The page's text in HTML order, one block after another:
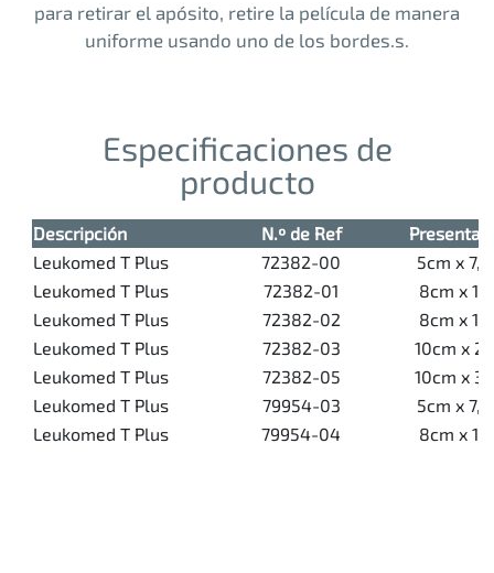
para retirar el apósito, retire la película de manera
uniforme usando uno de los bordes.s.
Especificaciones de
producto
Descripción N.º de Ref
Leukomed T Plus
72382-00
5cm x
Leukomed T Plus
72382-01
8cm x
Leukomed T Plus
72382-02
8cm x
Leukomed T Plus
72382-03
10cm x
Leukomed T Plus
72382-05
10cm x
Leukomed T Plus
79954-03
5cm x
Leukomed T Plus
79954-04 8cm x